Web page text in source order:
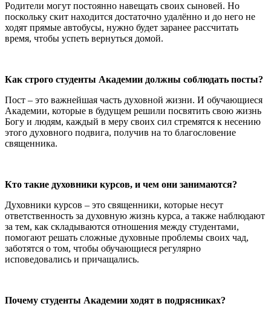
Родители могут постоянно навещать своих сыновей. Но
поскольку скит находится достаточно удалённо и до него не
ходят прямые автобусы, нужно будет заранее рассчитать
время, чтобы успеть вернуться домой.
Как строго студенты Академии должны соблюдать посты?
Пост – это важнейшая часть духовной жизни. И обучающиеся
Академии, которые в будущем решили посвятить свою жизнь
Богу и людям, каждый в меру своих сил стремятся к несению
этого духовного подвига, получив на то благословение
священника.
Кто такие духовники курсов, и чем они занимаются?
Духовники курсов – это священники, которые несут
ответственность за духовную жизнь курса, а также наблюдают
за тем, как складываются отношения между студентами,
помогают решать сложные духовные проблемы своих чад,
заботятся о том, чтобы обучающиеся регулярно
исповедовались и причащались.
Почему студенты Академии ходят в подрясниках?